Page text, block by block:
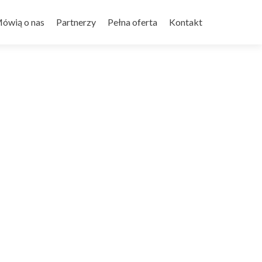
o nas Partnerzy Pełna oferta Kontakt